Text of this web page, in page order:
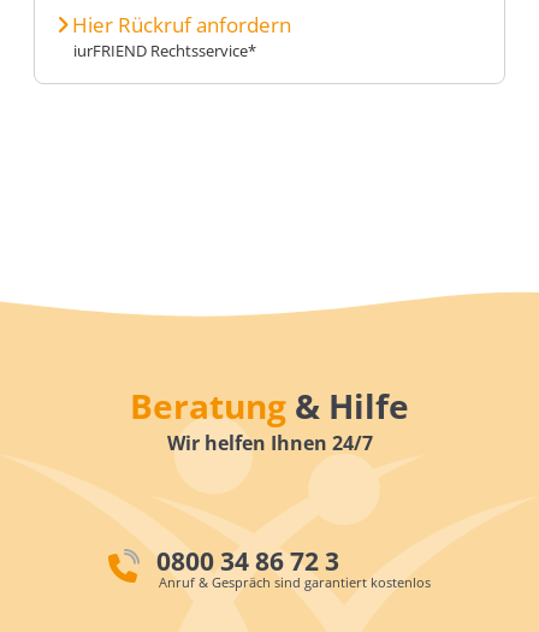
Hier Rückruf anfordern
iurFRIEND Rechtsservice*
Beratung & Hilfe
Wir helfen Ihnen 24/7
0800 34 86 72 3
Anruf & Gespräch sind garantiert kostenlos